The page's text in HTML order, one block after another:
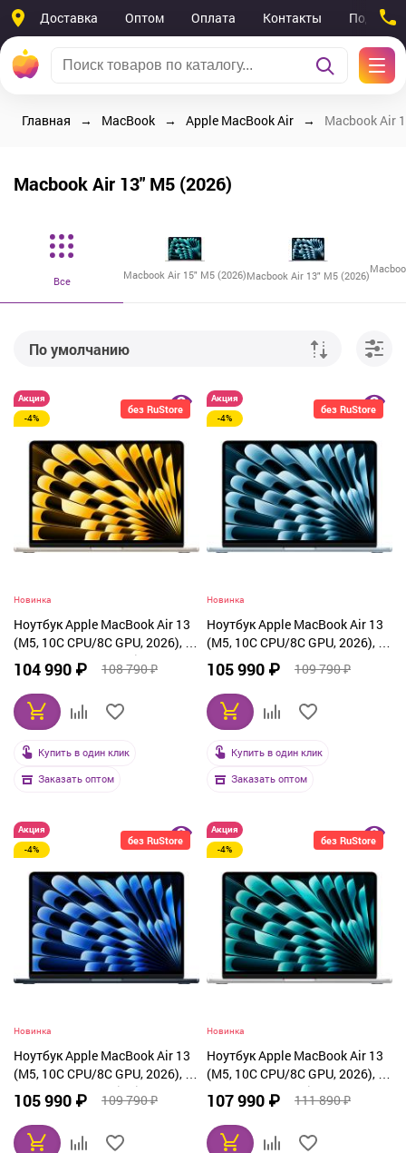
Доставка Оптом Оплата Контакты
Главная MacBook Apple MacBook Air Macbook Air
Macbook Air 13" M5 (2026)
Все Macbook Air 15" M5 (2026)Macbook Air 13" M5 (2026)
По умолчанию
От дешевых к дорогим
От дорогих к дешевым
По рейтингу
По названию
без RuStore
Акция
-4%
Новинка
Ноутбук Apple MacBook Air 13
(M5, 10C CPU/8C GPU, 2026), 16
ГБ, 512 ГБ SSD, Starlight
(MDHA4)
104 990 ₽ 108 790 ₽
Купить в один клик
Заказать оптом
без RuStore
Акция
-4%
Новинка
Ноутбук Apple MacBook Air 13
(M5, 10C CPU/8C GPU, 2026), 16
ГБ, 512 ГБ SSD, Sky Blue
(MDHH4)
105 990 ₽ 109 790 ₽
Купить в один клик
Заказать оптом
без RuStore
Акция
-4%
Новинка
Ноутбук Apple MacBook Air 13
(M5, 10C CPU/8C GPU, 2026), 16
ГБ, 512 ГБ SSD, Midnight
(MDHE4)
105 990 ₽ 109 790 ₽
без RuStore
Акция
-4%
Новинка
Ноутбук Apple MacBook Air 13
(M5, 10C CPU/8C GPU, 2026), 16
ГБ, 512 ГБ SSD, Silver (MDH74)
107 990 ₽ 111 890 ₽